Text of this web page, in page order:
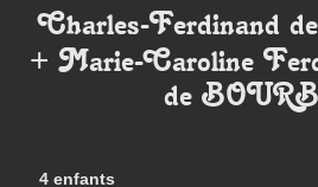
Charles-Ferdinand
+ Marie-Caroline
de
4 enfants